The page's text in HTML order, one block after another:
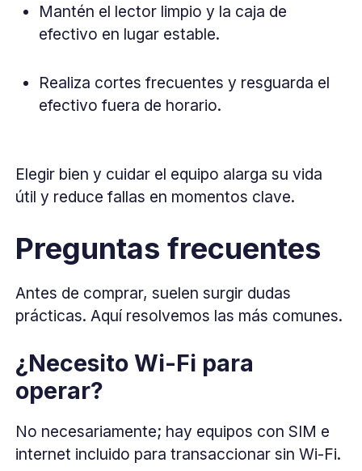
Mantén el lector limpio y la caja de
efectivo en lugar estable.
Realiza cortes frecuentes y resguarda el
efectivo fuera de horario.
Elegir bien y cuidar el equipo alarga su vida
útil y reduce fallas en momentos clave.
Preguntas frecuentes
Antes de comprar, suelen surgir dudas
prácticas. Aquí resolvemos las más comunes.
¿Necesito Wi-Fi para
operar?
No necesariamente; hay equipos con SIM e
internet incluido para transaccionar sin Wi-Fi.